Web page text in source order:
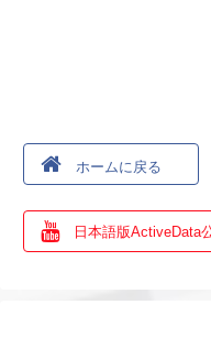
ホームに戻る
日本語版ActiveData